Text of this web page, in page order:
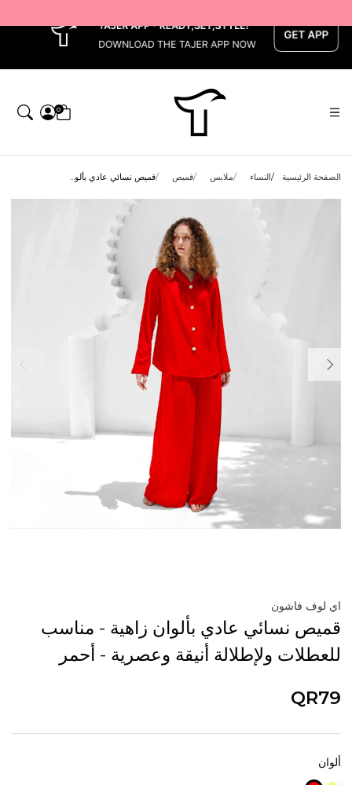
0
الصفحة الرئيسية النساء ملابس قميص قميص نسائي عادي بألو...
اي لوف فاشون
قميص نسائي عادي بألوان زاهية - مناسب
للعطلات ولإطلالة أنيقة وعصرية - أحمر
QR79
ألوان